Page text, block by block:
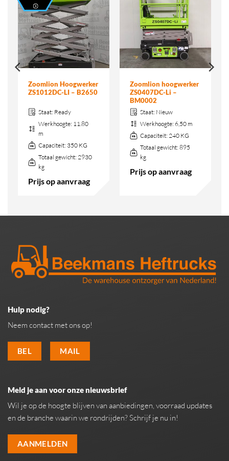
Zoomlion Hoogwerker
ZS1012DC-LI – B2650
Staat: Ready
Werkhoogte: 11.80
m
Capaciteit: 350 KG
Totaal gewicht: 2930
kg
Prijs op aanvraag
Zoomlion hoogwerker
ZS0407DC-Li –
BM0002
Staat: Nieuw
Werkhoogte: 6,50 m
Capaciteit: 240 KG
Totaal gewicht: 895
kg
Prijs op aanvraag
Hulp nodig?
Neem contact met ons op!
BEL MAIL
Meld je aan voor onze nieuwsbrief
Wil je op de hoogte blijven van aanbiedingen, voorraad updates
en de branche waarin we rondrijden? Schrijf je nu in!
AANMELDEN